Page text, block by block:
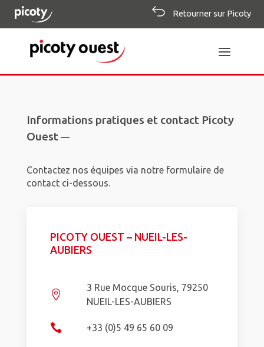
Retourner sur Picoty
Informations pratiques et contact Picoty
Ouest —
Contactez nos équipes via notre formulaire de
contact ci-dessous.
PICOTY OUEST – NUEIL-LES-
AUBIERS

3 Rue Mocque Souris, 79250
NUEIL-LES-AUBIERS
 +33 (0)5 49 65 60 09